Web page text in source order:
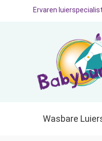
Wasbare Luiers
Ervaren
Wasbare